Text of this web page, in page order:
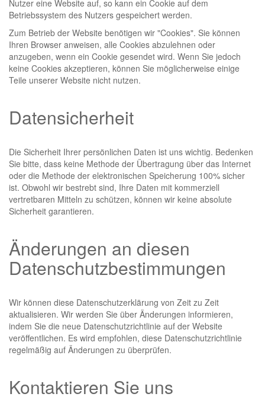
Nutzer eine Website auf, so kann ein Cookie auf dem
Betriebssystem des Nutzers gespeichert werden.
Zum Betrieb der Website benötigen wir "Cookies". Sie können
Ihren Browser anweisen, alle Cookies abzulehnen oder
anzugeben, wenn ein Cookie gesendet wird. Wenn Sie jedoch
keine Cookies akzeptieren, können Sie möglicherweise einige
Teile unserer Website nicht nutzen.
Datensicherheit
Die Sicherheit Ihrer persönlichen Daten ist uns wichtig. Bedenken
Sie bitte, dass keine Methode der Übertragung über das Internet
oder die Methode der elektronischen Speicherung 100% sicher
ist. Obwohl wir bestrebt sind, Ihre Daten mit kommerziell
vertretbaren Mitteln zu schützen, können wir keine absolute
Sicherheit garantieren.
Änderungen an diesen
Datenschutzbestimmungen
Wir können diese Datenschutzerklärung von Zeit zu Zeit
aktualisieren. Wir werden Sie über Änderungen informieren,
indem Sie die neue Datenschutzrichtlinie auf der Website
veröffentlichen. Es wird empfohlen, diese Datenschutzrichtlinie
regelmäßig auf Änderungen zu überprüfen.
Kontaktieren Sie uns